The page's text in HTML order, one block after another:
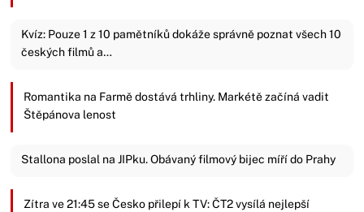
Kvíz: Pouze 1 z 10 pamětníků dokáže správně poznat všech 10
českých filmů a…
Romantika na Farmě dostává trhliny. Markétě začíná vadit
Štěpánova lenost
Stallona poslal na JIPku. Obávaný filmový bijec míří do Prahy
Zítra ve 21:45 se Česko přilepí k TV: ČT2 vysílá nejlepší